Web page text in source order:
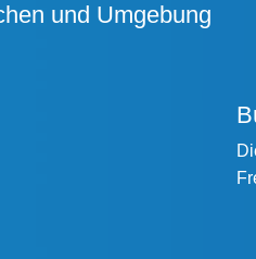
und Umgebung